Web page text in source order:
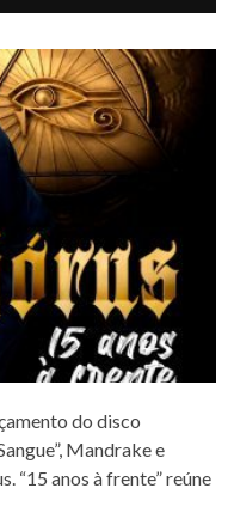
Mandrake e
“15 anos à frente” reúne